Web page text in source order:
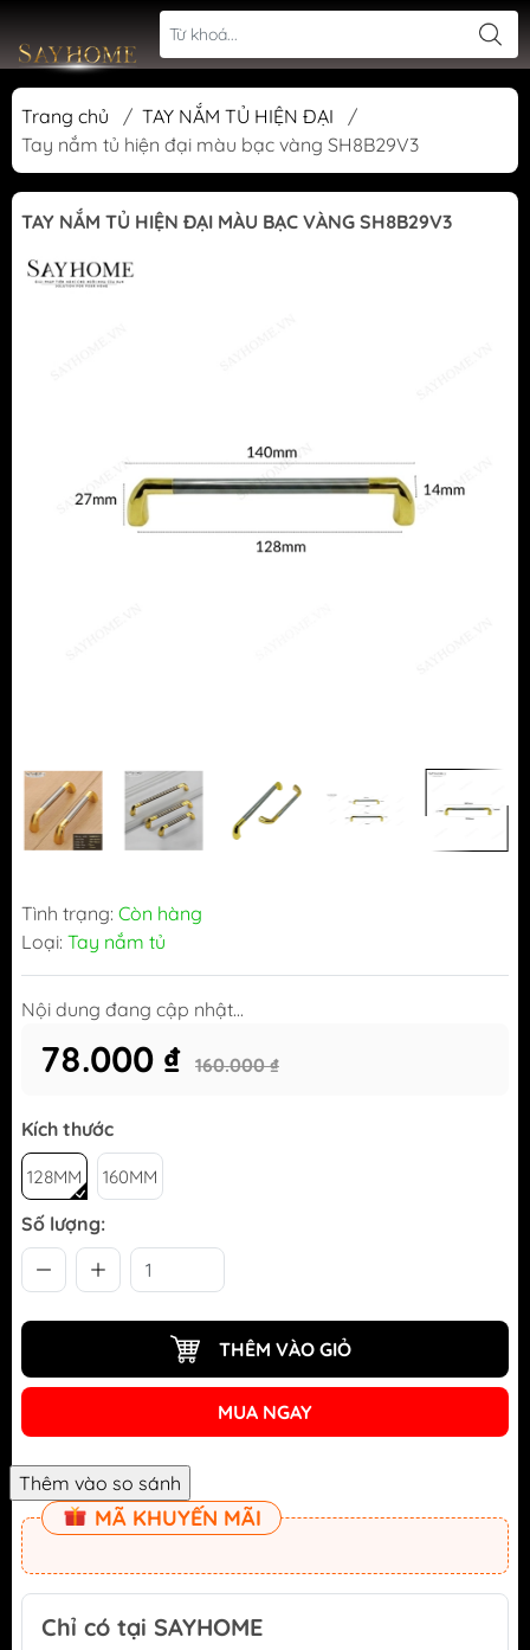
Trang chủ / TAY NẮM TỦ HIỆN ĐẠI
/
Tay nắm tủ hiện đại màu bạc vàng SH8B29V3
TAY NẮM TỦ HIỆN ĐẠI MÀU BẠC VÀNG SH8B29V3
Tình trạng: Còn hàng
Loại: Tay nắm tủ
Nội dung đang cập nhật...
78.000 ₫ 160.000 ₫
Kích thước
128MM 160MM
Số lượng:
THÊM VÀO GIỎ
MUA NGAY
MÃ KHUYẾN MÃI
Chỉ có tại SAYHOME